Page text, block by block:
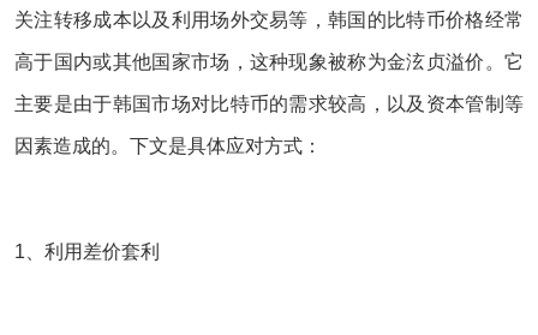
关注转移成本以及利用场外交易等，韩国的比特币价格经常
高于国内或其他国家市场，这种现象被称为金泫贞溢价。它
主要是由于韩国市场对比特币的需求较高，以及资本管制等
因素造成的。下文是具体应对方式：
1、利用差价套利